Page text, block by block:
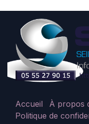
Accueil À propos
Politique de